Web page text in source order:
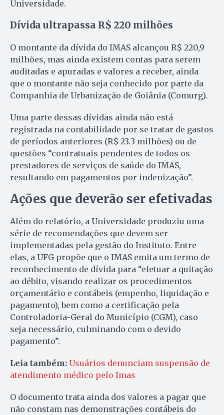
Universidade.
Dívida ultrapassa R$ 220 milhões
O montante da dívida do IMAS alcançou R$ 220,9
milhões, mas ainda existem contas para serem
auditadas e apuradas e valores a receber, ainda
que o montante não seja conhecido por parte da
Companhia de Urbanização de Goiânia (Comurg).
Uma parte dessas dívidas ainda não está
registrada na contabilidade por se tratar de gastos
de períodos anteriores (R$ 23.3 milhões) ou de
questões “contratuais pendentes de todos os
prestadores de serviços de saúde do IMAS,
resultando em pagamentos por indenização”.
Ações que deverão ser efetivadas
Além do relatório, a Universidade produziu uma
série de recomendações que devem ser
implementadas pela gestão do Instituto. Entre
elas, a UFG propõe que o IMAS emita um termo de
reconhecimento de dívida para “efetuar a quitação
ao débito, visando realizar os procedimentos
orçamentário e contábeis (empenho, liquidação e
pagamento), bem como a certificação pela
Controladoria-Geral do Município (CGM), caso
seja necessário, culminando com o devido
pagamento”.
Leia também: Usuários denunciam suspensão de
atendimento médico pelo Imas
O documento trata ainda dos valores a pagar que
não constam nas demonstrações contábeis do